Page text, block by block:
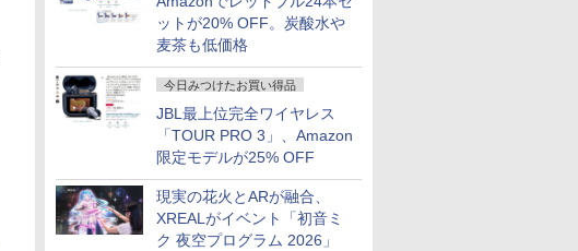
ットが20% OFF。炭酸水や
麦茶も低価格
今日みつけたお買い得品
JBL最上位完全ワイヤレス
「TOUR PRO 3」、Amazon
限定モデルが25% OFF
現実の花火とARが融合、
XREALがイベント「初音ミ
ク 夜空プログラム 2026」